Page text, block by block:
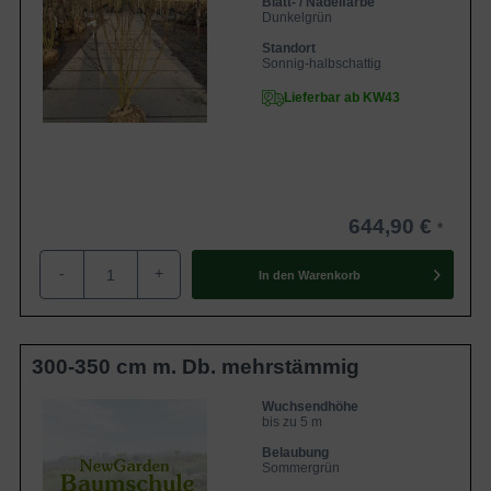
Dunkelgrün
Standort
Sonnig-halbschattig
Lieferbar ab KW43
644,90 €
- + In den Warenkorb
300-350 cm m. Db. mehrstämmig
Wuchsendhöhe
bis zu 5 m
Belaubung
Sommergrün